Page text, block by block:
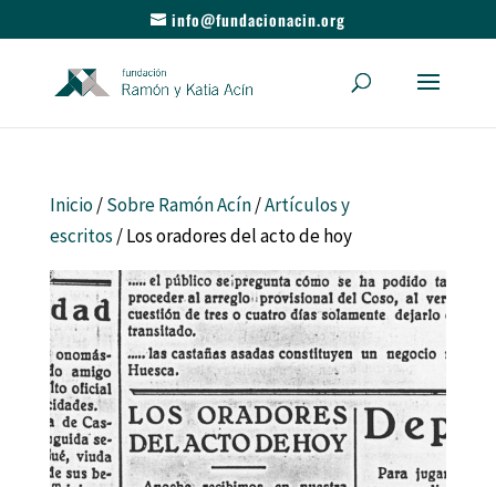
info@fundacionacin.org
Inicio/Sobre Ramón Acín/Artículos y
escritos / Los oradores del acto de hoy